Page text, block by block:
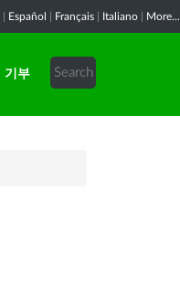
Español Français Italiano More...
기부